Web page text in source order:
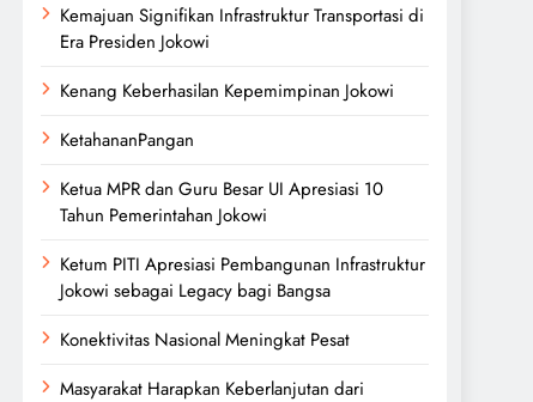
Kemajuan Signifikan Infrastruktur Transportasi di
Era Presiden Jokowi
Kenang Keberhasilan Kepemimpinan Jokowi
KetahananPangan
Ketua MPR dan Guru Besar UI Apresiasi 10
Tahun Pemerintahan Jokowi
Ketum PITI Apresiasi Pembangunan Infrastruktur
Jokowi sebagai Legacy bagi Bangsa
Konektivitas Nasional Meningkat Pesat
Masyarakat Harapkan Keberlanjutan dari